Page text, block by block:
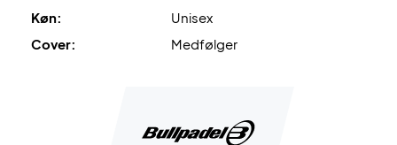
Køn:
Unisex
Cover:
Medfølger